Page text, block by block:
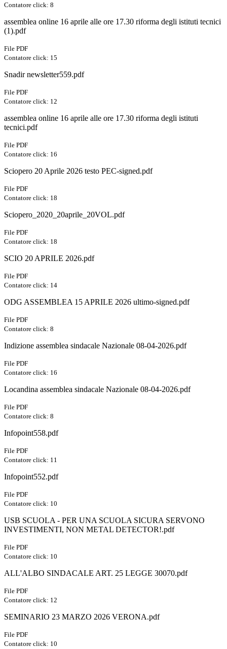
Contatore click: 8
assemblea online 16 aprile alle ore 17.30 riforma degli istituti tecnici
(1).pdf
File PDF
Contatore click: 15
Snadir newsletter559.pdf
File PDF
Contatore click: 12
assemblea online 16 aprile alle ore 17.30 riforma degli istituti
tecnici.pdf
File PDF
Contatore click: 16
Sciopero 20 Aprile 2026 testo PEC-signed.pdf
File PDF
Contatore click: 18
Sciopero_2020_20aprile_20VOL.pdf
File PDF
Contatore click: 18
SCIO 20 APRILE 2026.pdf
File PDF
Contatore click: 14
ODG ASSEMBLEA 15 APRILE 2026 ultimo-signed.pdf
File PDF
Contatore click: 8
Indizione assemblea sindacale Nazionale 08-04-2026.pdf
File PDF
Contatore click: 16
Locandina assemblea sindacale Nazionale 08-04-2026.pdf
File PDF
Contatore click: 8
Infopoint558.pdf
File PDF
Contatore click: 11
Infopoint552.pdf
File PDF
Contatore click: 10
USB SCUOLA - PER UNA SCUOLA SICURA SERVONO
INVESTIMENTI, NON METAL DETECTOR!.pdf
File PDF
Contatore click: 10
ALL'ALBO SINDACALE ART. 25 LEGGE 30070.pdf
File PDF
Contatore click: 12
SEMINARIO 23 MARZO 2026 VERONA.pdf
File PDF
Contatore click: 10